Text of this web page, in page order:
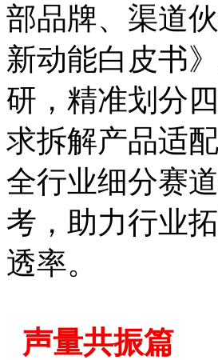
部品牌、渠道
新动能白皮书
研，精准划分
求拆解产品适
全行业细分赛
考，助力行业
透率。
声量共振篇